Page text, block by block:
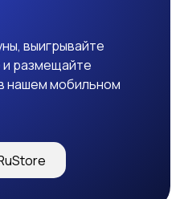
Офисный персонал
Продажи
выигрывайте
размещайте
нашем мобильном